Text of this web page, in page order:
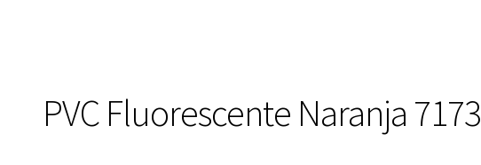
PVC Fluorescente Naranja 7173